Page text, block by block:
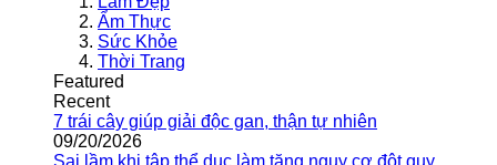
Ẩm Thực
Sức Khỏe
Thời Trang
Featured
Recent
7 trái cây giúp giải độc gan, thận tự nhiên
09/20/2026
Sai lầm khi tập thể dục làm tăng nguy cơ đột quỵ